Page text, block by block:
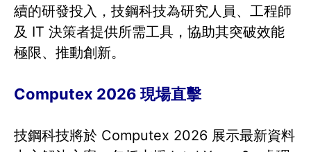
續的研發投入，技鋼科技為研究人員、工程師
及 IT 決策者提供所需工具，協助其突破效能
極限、推動創新。
Computex 2026 現場直擊
技鋼科技將於 Computex 2026 展示最新資料